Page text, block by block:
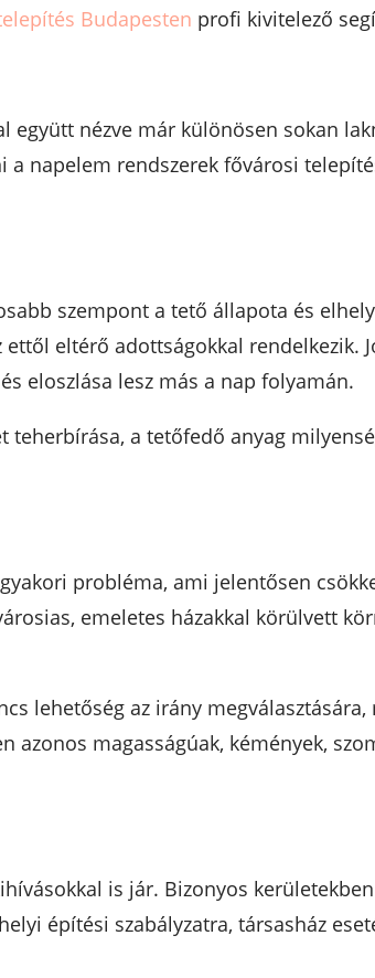
Budapesten profi kivitelező
együtt nézve már különösen sokan
napelem rendszerek fővárosi
szempont a tető állapota és
eltérő adottságokkal rendelkezik.
eloszlása lesz más a nap folyamán.
teherbírása, a tetőfedő anyag
probléma, ami jelentősen
emeletes házakkal körülvett
lehetőség az irány
azonos magasságúak, kémények,
is jár. Bizonyos
építési szabályzatra, társasház